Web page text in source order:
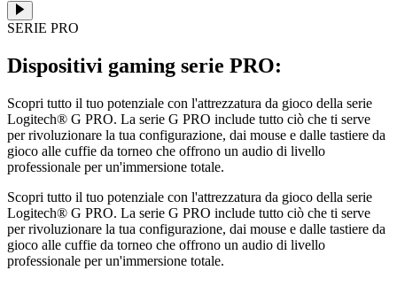
SERIE PRO
Dispositivi gaming serie PRO:
Scopri tutto il tuo potenziale con l'attrezzatura da gioco della serie
Logitech® G PRO. La serie G PRO include tutto ciò che ti serve
per rivoluzionare la tua configurazione, dai mouse e dalle tastiere da
gioco alle cuffie da torneo che offrono un audio di livello
professionale per un'immersione totale.
Scopri tutto il tuo potenziale con l'attrezzatura da gioco della serie
Logitech® G PRO. La serie G PRO include tutto ciò che ti serve
per rivoluzionare la tua configurazione, dai mouse e dalle tastiere da
gioco alle cuffie da torneo che offrono un audio di livello
professionale per un'immersione totale.